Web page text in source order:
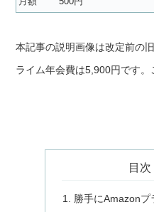
本記事の説明画像は改定前の
ライム年会費は5,900円です。
目次
勝手にAmazonプ